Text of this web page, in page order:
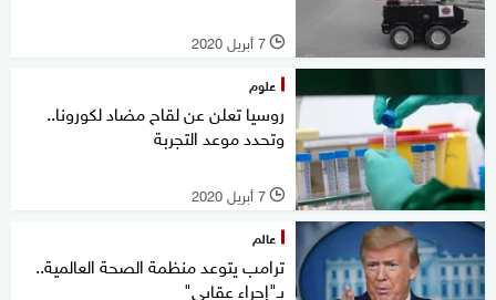
l 7 أبريل 2020
علوم
روسيا تعلن عن لقاح مضاد لكورونا..
وتحدد موعد التجربة
l 7 أبريل 2020
عالم
ترامب يتوعد منظمة الصحة العالمية..
بـ"إجراء عقابي"